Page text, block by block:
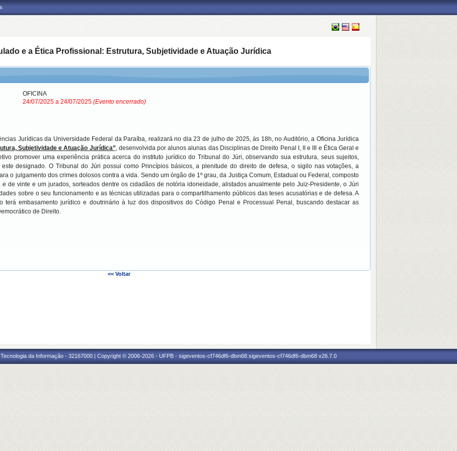
e a Ética Profissional: Estrutura, Subjetividade e Atuação Jurídica
OFICINA
24/07/2025 a 24/07/2025(Evento encerrado)
Jurídicas da Universidade Federal da Paraíba, realizará no dia 23 de julho de 2025, às 18h, no Auditório, a Oficina Jurídica
Subjetividade e Atuação Jurídica”, desenvolvida por alunos alunas das Disciplinas de Direito Penal I, II e III e Ética Geral e
promover uma experiência prática acerca do instituto jurídico do Tribunal do Júri, observando sua estrutura, seus sujeitos,
designado. O Tribunal do Júri possui como Princípios básicos, a plenitude do direito de defesa, o sigilo nas votações, a
o julgamento dos crimes dolosos contra a vida. Sendo um órgão de 1º grau, da Justiça Comum, Estadual ou Federal, composto
de vinte e um jurados, sorteados dentre os cidadãos de notória idoneidade, alistados anualmente pelo Juiz-Presidente, o Júri
sobre o seu funcionamento e as técnicas utilizadas para o compartilhamento públicos das teses acusatórias e de defesa. A
terá embasamento jurídico e doutrinário à luz dos dispositivos do Código Penal e Processual Penal, buscando destacar as
de Direito.
<< Voltar
da Informação - 32167000 | Copyright © 2006-2026 - UFPB - sigeventos-cf746df6-dbm68.sigeventos-cf746df6-dbm68 v26.7.0